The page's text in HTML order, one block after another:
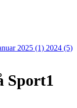
2025 (1) 2024 (5)
Sport1